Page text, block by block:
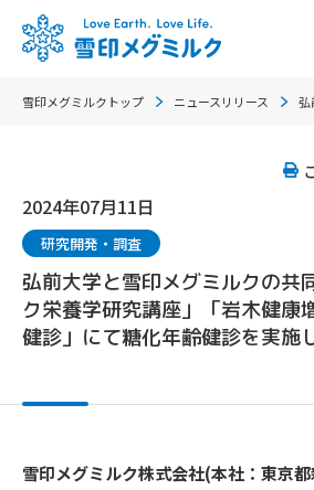
雪印メグミルクトップ ニュースリリース 弘
2024年07月11日
研究開発・調査
弘前大学と雪印メグミルクの共
ク栄養学研究講座」「岩木健康
健診」にて糖化年齢健診を実施
雪印メグミルク株式会社(本社：東京